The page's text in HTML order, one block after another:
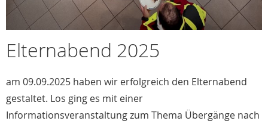
Elternabend 2025
am 09.09.2025 haben wir erfolgreich den Elternabend
gestaltet. Los ging es mit einer
Informationsveranstaltung zum Thema Übergänge nach